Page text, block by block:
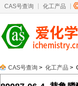
CAS号查询 化工产品
CAS号查询 > 化工产品 >